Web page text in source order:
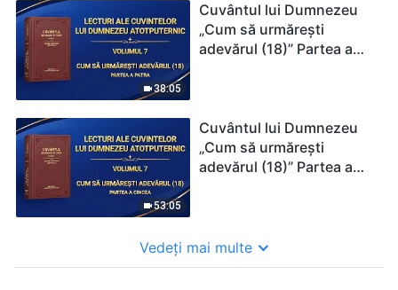
38:05
Cuvântul lui Dumnezeu
„Cum să urmărești
adevărul (18)” Partea a
53:05
Cuvântul lui Dumnezeu
„Cum să urmărești
adevărul (18)” Partea a
Vedeți mai multe